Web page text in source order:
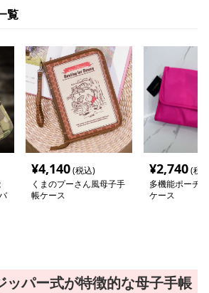
覧
¥4,140(税込)
くまのプーさん風母子手
帳ケース
¥2,740(税
多機能ポーチ
ケース
ッパー式が特徴的な母子手帳